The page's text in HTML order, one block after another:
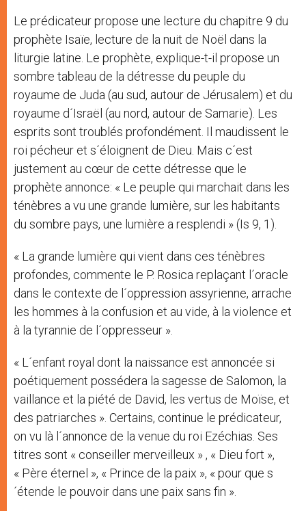
Le prédicateur propose une lecture du chapitre 9 du
prophète Isaïe, lecture de la nuit de Noël dans la
liturgie latine. Le prophète, explique-t-il propose un
sombre tableau de la détresse du peuple du
royaume de Juda (au sud, autour de Jérusalem) et du
royaume d´Israël (au nord, autour de Samarie). Les
esprits sont troublés profondément. Il maudissent le
roi pécheur et s´éloignent de Dieu. Mais c´est
justement au cœur de cette détresse que le
prophète annonce: « Le peuple qui marchait dans les
ténèbres a vu une grande lumière, sur les habitants
du sombre pays, une lumière a resplendi » (Is 9, 1).
« La grande lumière qui vient dans ces ténèbres
profondes, commente le P. Rosica replaçant l´oracle
dans le contexte de l´oppression assyrienne, arrache
les hommes à la confusion et au vide, à la violence et
à la tyrannie de l´oppresseur ».
« L´enfant royal dont la naissance est annoncée si
poétiquement possédera la sagesse de Salomon, la
vaillance et la piété de David, les vertus de Moïse, et
des patriarches ». Certains, continue le prédicateur,
on vu là l´annonce de la venue du roi Ezéchias. Ses
titres sont « conseiller merveilleux » , « Dieu fort »,
« Père éternel », « Prince de la paix », « pour que s
´étende le pouvoir dans une paix sans fin ».